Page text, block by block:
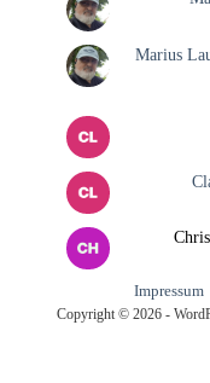
Marius
Impressum
Copyright © 2026 -